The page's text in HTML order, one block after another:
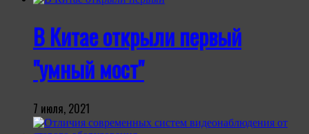
В Китае открыли первый
"умный мост"
7 июля, 2021